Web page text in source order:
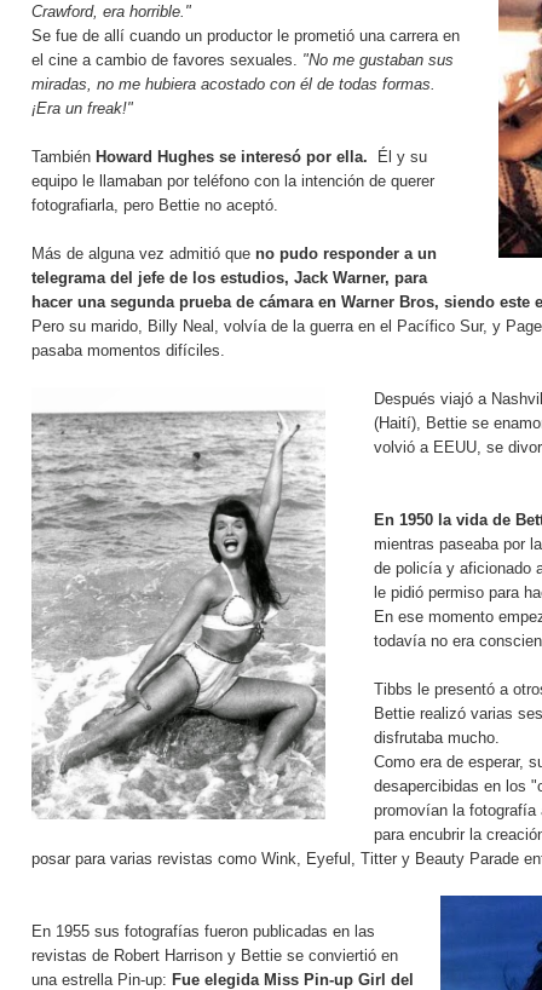
Crawford, era horrible."
Se fue de allí cuando un productor le prometió una carrera en
el cine a cambio de favores sexuales. "No me gustaban sus
miradas, no me hubiera acostado con él de todas formas.
¡Era un freak!"
También Howard Hughes se interesó por ella.
Él y su
equipo le llamaban por teléfono con la intención de querer
fotografiarla, pero Bettie no aceptó.
Más de alguna vez admitió que no pudo responder a un
telegrama del jefe de los estudios, Jack Warner, para
hacer una segunda prueba de cámara en Warner Bros, siendo
Pero su marido, Billy Neal, volvía de la guerra en el Pacífico Sur, y
pasaba momentos difíciles.
Después viajó a
(Haití), Bettie se
volvió a EEUU, se
En 1950 la vida de
mientras paseaba por
de policía y aficionado
le pidió permiso para
En ese momento
todavía no era
Tibbs le presentó a
Bettie realizó varias
disfrutaba mucho.
Como era de esperar,
desapercibidas en los
promovían la
para encubrir la
posar para varias revistas como Wink, Eyeful, Titter y Beauty Parade
En 1955 sus fotografías fueron publicadas en las
revistas de Robert Harrison y Bettie se conviertió en
una estrella Pin-up: Fue elegida Miss Pin-up Girl del